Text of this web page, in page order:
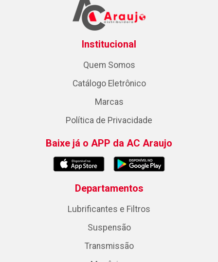
Institucional
Quem Somos
Catálogo Eletrônico
Marcas
Política de Privacidade
Baixe já o APP da AC Araujo
Departamentos
Lubrificantes e Filtros
Suspensão
Transmissão